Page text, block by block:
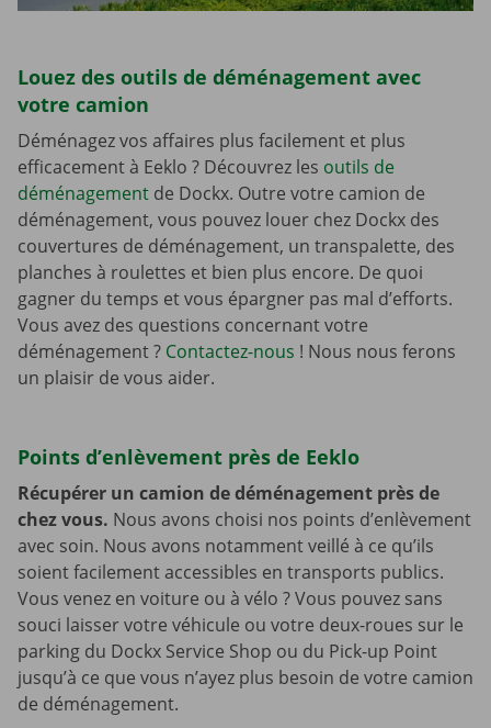
Louez des outils de déménagement avec
votre camion
Déménagez vos affaires plus facilement et plus
efficacement à Eeklo ? Découvrez les outils de
déménagement de Dockx. Outre votre camion de
déménagement, vous pouvez louer chez Dockx des
couvertures de déménagement, un transpalette, des
planches à roulettes et bien plus encore. De quoi
gagner du temps et vous épargner pas mal d’efforts.
Vous avez des questions concernant votre
déménagement ? Contactez-nous ! Nous nous ferons
un plaisir de vous aider.
Points d’enlèvement près de Eeklo
Récupérer un camion de déménagement près de
chez vous. Nous avons choisi nos points d’enlèvement
avec soin. Nous avons notamment veillé à ce qu’ils
soient facilement accessibles en transports publics.
Vous venez en voiture ou à vélo ? Vous pouvez sans
souci laisser votre véhicule ou votre deux-roues sur le
parking du Dockx Service Shop ou du Pick-up Point
jusqu’à ce que vous n’ayez plus besoin de votre camion
de déménagement.